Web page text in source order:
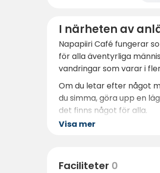
I närheten av
Napapiiri Café fungerar
för alla äventyrliga
vandringar som varar i
Om du letar efter något
du simma, göra upp en
det finns något för alla.
Krakow och Salla har
Visa mer
Faciliteter 0